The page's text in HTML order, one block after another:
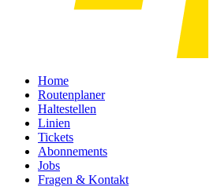
Home
Routenplaner
Haltestellen
Linien
Tickets
Abonnements
Jobs
Fragen & Kontakt